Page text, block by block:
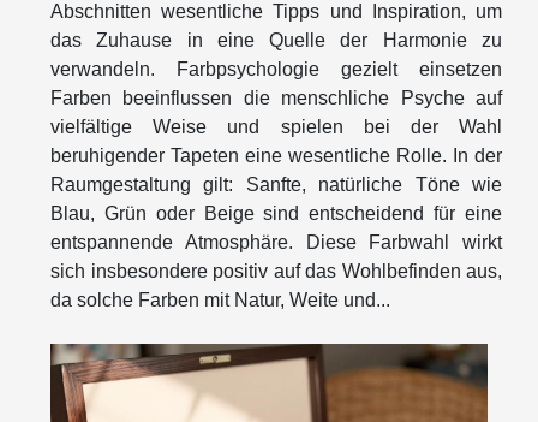
Abschnitten wesentliche Tipps und Inspiration, um
das Zuhause in eine Quelle der Harmonie zu
verwandeln. Farbpsychologie gezielt einsetzen
Farben beeinflussen die menschliche Psyche auf
vielfältige Weise und spielen bei der Wahl
beruhigender Tapeten eine wesentliche Rolle. In der
Raumgestaltung gilt: Sanfte, natürliche Töne wie
Blau, Grün oder Beige sind entscheidend für eine
entspannende Atmosphäre. Diese Farbwahl wirkt
sich insbesondere positiv auf das Wohlbefinden aus,
da solche Farben mit Natur, Weite und...